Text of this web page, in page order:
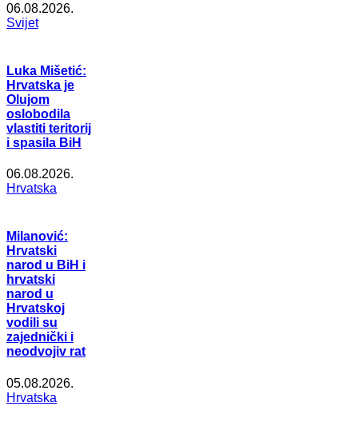
06.08.2026.
Svijet
Luka Mišetić:
Hrvatska je
Olujom
oslobodila
vlastiti teritorij
i spasila BiH
06.08.2026.
Hrvatska
Milanović:
Hrvatski
narod u BiH i
hrvatski
narod u
Hrvatskoj
vodili su
zajednički i
neodvojiv rat
05.08.2026.
Hrvatska